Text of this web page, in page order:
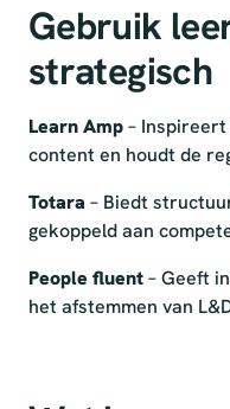
Gebruik
strategisch
Learn Amp–
content en houdt de
Totara – Biedt
gekoppeld aan
People fluent– Geeft
het afstemmen van